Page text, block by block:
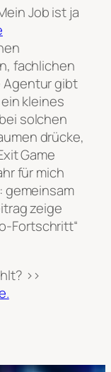
Job ist ja
fachlichen
Agentur gibt
kleines
solchen
drücke,
Game
für mich
gemeinsam
zeige
Fortschritt“
>>